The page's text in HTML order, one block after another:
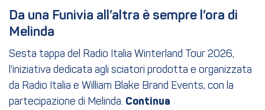
Da una Funivia all’altra è sempre l’ora di
Melinda
Sesta tappa del Radio Italia Winterland Tour 2026,
l’iniziativa dedicata agli sciatori prodotta e organizzata
da Radio Italia e William Blake Brand Events, con la
partecipazione di Melinda.